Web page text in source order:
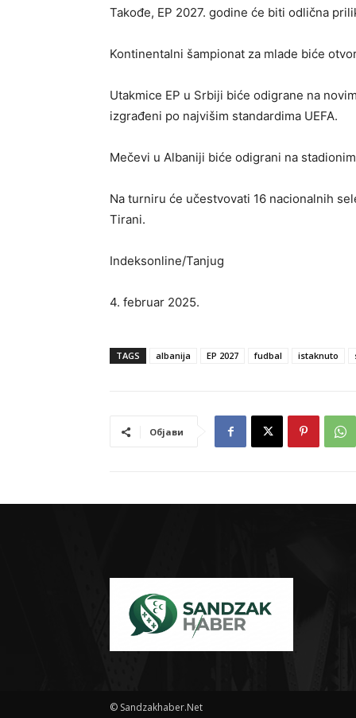
Takođe, EP 2027. godine će biti odlična
Kontinentalni šampionat za mlade biće
Utakmice EP u Srbiji biće odigrane na
izgrađeni po najvišim standardima UEFA.
Mečevi u Albaniji biće odigrani na
Na turniru će učestvovati 16 nacionalnih
Tirani.
Indeksonline/Tanjug
4. februar 2025.
TAGS albanija EP 2027 fudbal istaknuto
Објави
© Sandzakhaber.Net